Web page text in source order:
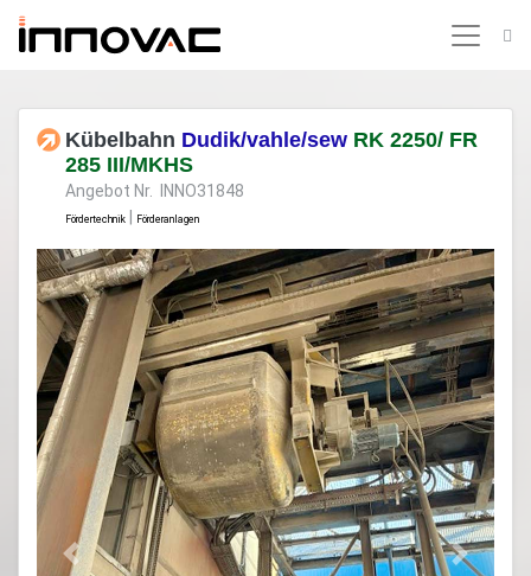
Kübelbahn Dudik/vahle/sew RK 2250/ FR
285 III/MKHS
Angebot Nr. INNO31848
Fördertechnik Förderanlagen
Previous Next